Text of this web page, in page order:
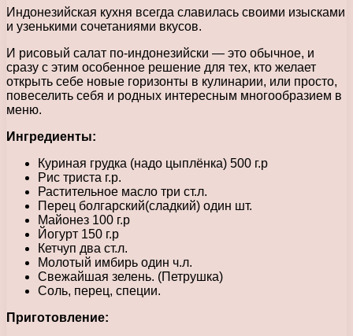
Индонезийская кухня всегда славилась своими изысками
и узенькими сочетаниями вкусов.
И рисовый салат по-индонезийски — это обычное, и
сразу с этим особенное решение для тех, кто желает
открыть себе новые горизонты в кулинарии, или просто,
повеселить себя и родных интересным многообразием в
меню.
Ингредиенты:
Куриная грудка (надо цыплёнка) 500 г.р
Рис триста г.р.
Растительное масло три ст.л.
Перец болгарский(сладкий) один шт.
Майонез 100 г.р
Йогурт 150 г.р
Кетчуп два ст.л.
Молотый имбирь один ч.л.
Свежайшая зелень. (Петрушка)
Соль, перец, специи.
Приготовление: